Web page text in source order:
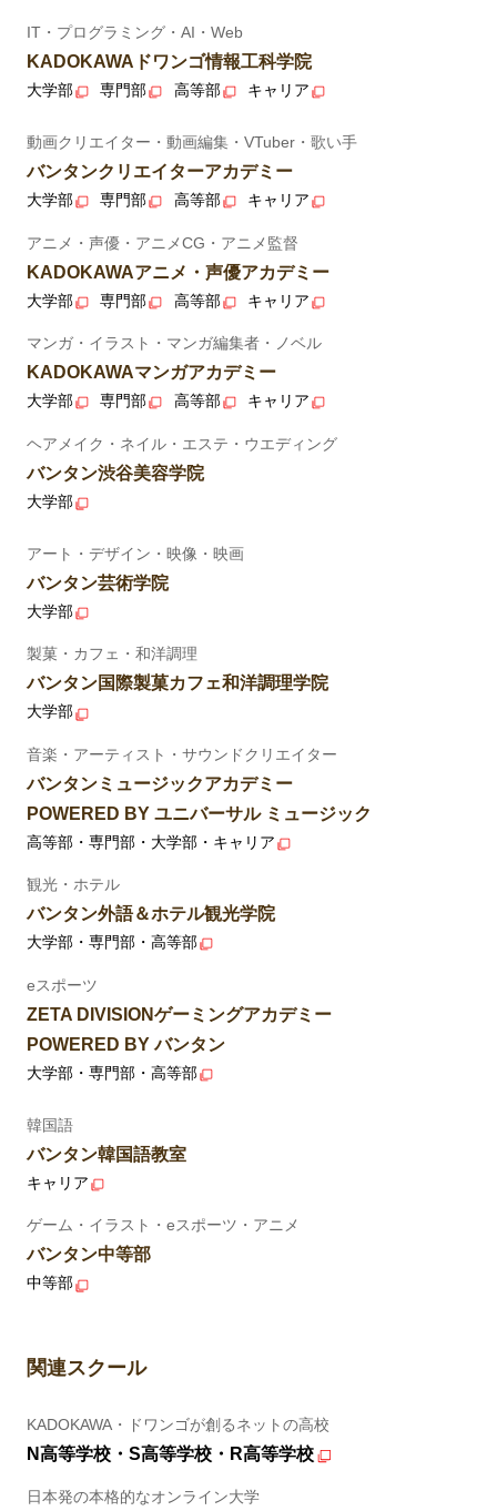
IT・プログラミング・AI・Web
KADOKAWAドワンゴ情報工科学院
大学部 専門部 高等部 キャリア
動画クリエイター・動画編集・VTuber・歌い手
バンタンクリエイターアカデミー
大学部 専門部 高等部 キャリア
アニメ・声優・アニメCG・アニメ監督
KADOKAWAアニメ・声優アカデミー
大学部 専門部 高等部 キャリア
マンガ・イラスト・マンガ編集者・ノベル
KADOKAWAマンガアカデミー
大学部 専門部 高等部 キャリア
ヘアメイク・ネイル・エステ・ウエディング
バンタン渋谷美容学院
大学部
アート・デザイン・映像・映画
バンタン芸術学院
大学部
製菓・カフェ・和洋調理
バンタン国際製菓カフェ和洋調理学院
大学部
音楽・アーティスト・サウンドクリエイター
バンタンミュージックアカデミー
POWERED BY ユニバーサル ミュージック
高等部・専門部・大学部・キャリア
観光・ホテル
バンタン外語＆ホテル観光学院
大学部・専門部・高等部
eスポーツ
ZETA DIVISIONゲーミングアカデミー
POWERED BY バンタン
大学部・専門部・高等部
韓国語
バンタン韓国語教室
キャリア
ゲーム・イラスト・eスポーツ・アニメ
バンタン中等部
中等部
関連スクール
KADOKAWA・ドワンゴが創るネットの高校
N高等学校・S高等学校・R高等学校
日本発の本格的なオンライン大学